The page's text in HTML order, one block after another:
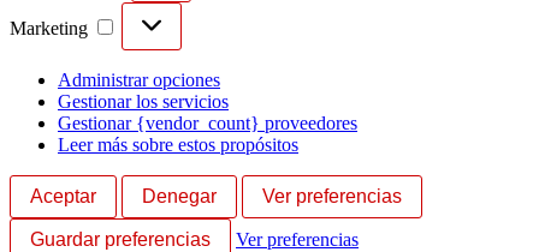
Marketing
Marketing
Administrar opciones
Gestionar los servicios
Gestionar {vendor_count} proveedores
Leer más sobre estos propósitos
Aceptar Denegar Ver preferencias
Guardar preferencias Ver preferencias